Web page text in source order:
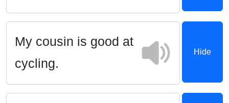
My cousin is good at
cycling.
Hide